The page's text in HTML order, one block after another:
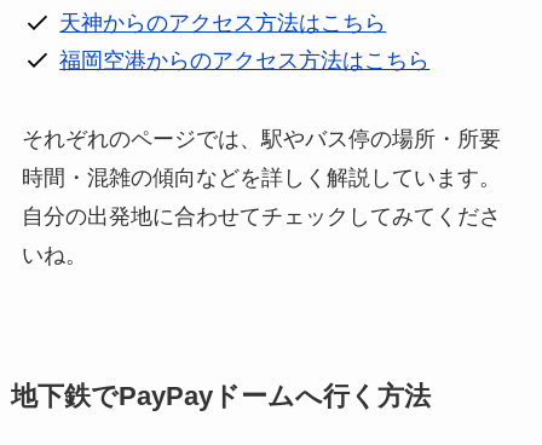
天神からのアクセス方法はこちら
福岡空港からのアクセス方法はこちら
それぞれのページでは、駅やバス停の場所・所要
時間・混雑の傾向などを詳しく解説しています。
自分の出発地に合わせてチェックしてみてくださ
いね。
地下鉄でPayPayドームへ行く方法